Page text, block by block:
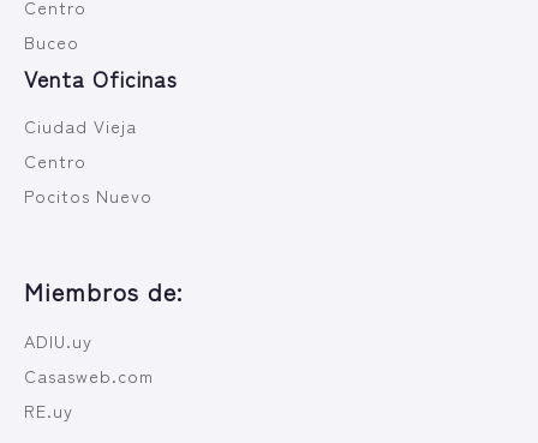
Centro
Buceo
Venta Oficinas
Ciudad Vieja
Centro
Pocitos Nuevo
Miembros de:
ADIU.uy
Casasweb.com
RE.uy